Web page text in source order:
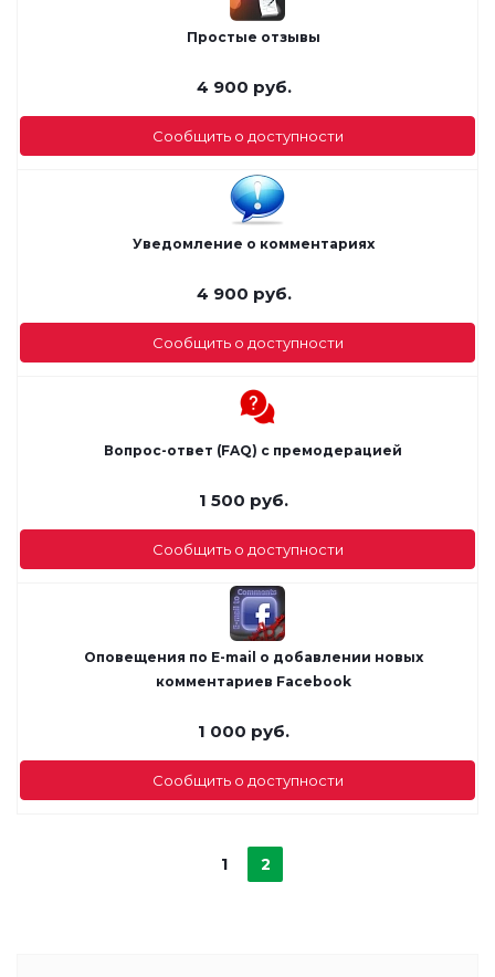
Простые отзывы
4 900 руб.
Сообщить о доступности
Уведомление о комментариях
4 900 руб.
Сообщить о доступности
Вопрос-ответ (FAQ) с премодерацией
1 500 руб.
Сообщить о доступности
Оповещения по E-mail о добавлении новых
комментариев Facebook
1 000 руб.
Сообщить о доступности
1 2